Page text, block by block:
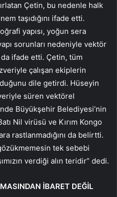
Çetin, bu nedenle halk
taşıdığını ifade etti.
yapısı, yoğun sera
sorunları nedeniyle vektör
da ifade etti. Çetin, tüm
çalışan ekiplerin
dile getirdi. Hüseyin
süren vektörel
Büyükşehir Belediyesi’nin
Nil virüsü ve Kırım Kongo
rastlanmadığını da belirtti.
tek sebebi
verdiği alın teridir” dedi.
İBARET DEĞİL